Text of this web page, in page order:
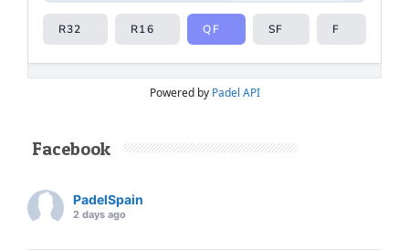
Powered by Padel API
Facebook
PadelSpain
2 days ago